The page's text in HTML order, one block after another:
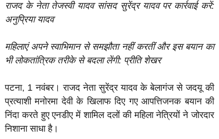
राजद के नेता तेजस्वी यादव सांसद सुरेंद्र यादव पर कार्रवाई करें:
अनुप्रिया यादव
महिलाएं अपने स्वाभिमान से समझौता नहीं करतीं और इस बयान का
भी लोकतांत्रिक तरीके से बदला लेंगी: प्रीति शेखर
‎पटना, 1 नवंबर। राजद नेता सुरेंद्र यादव के बेलागंज से जदयू की
प्रत्याशी मनोरमा देवी के खिलाफ दिए गए आपत्तिजनक बयान की
निंदा करते हुए एनडीए में शामिल दलों की महिला नेत्रियों ने जोरदार
निशाना साधा है।